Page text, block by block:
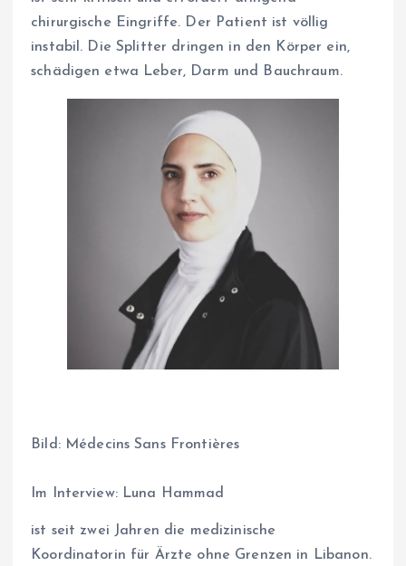
chirurgische Eingriffe. Der Patient ist völlig
instabil. Die Splitter dringen in den Körper ein,
schädigen etwa Leber, Darm und Bauchraum.
Bild: Médecins Sans Frontières
Im Interview: Luna Hammad
ist seit zwei Jahren die medizinische
Koordinatorin für Ärzte ohne Grenzen in Libanon.